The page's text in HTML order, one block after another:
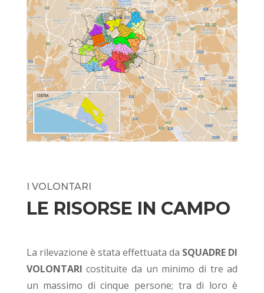
I VOLONTARI
LE RISORSE IN CAMPO
La rilevazione è stata effettuata da SQUADRE DI
VOLONTARI costituite da un minimo di tre ad
un massimo di cinque persone; tra di loro è